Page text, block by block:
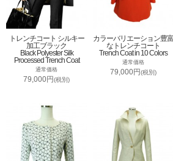
トレンチコート シルキー
加工ブラック
Black Polyester Silk
Processed Trench Coat
通常価格
79,000円(税別)
カラーバリエーション豊富
なトレンチコート
Trench Coat in 10 Colors
通常価格
79,000円(税別)